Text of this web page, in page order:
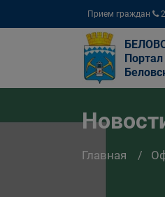
Прием граждан
Главная